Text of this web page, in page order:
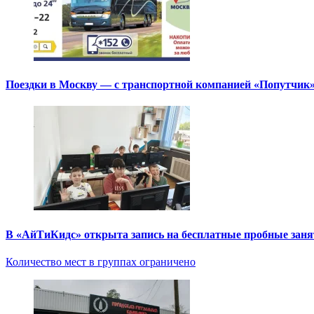
Поездки в Москву — с транспортной компанией «Попутчик»
В «АйТиКидс» открыта запись на бесплатные пробные
Количество мест в группах ограничено